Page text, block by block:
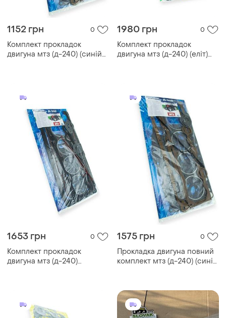
1152 грн 0
Комплект прокладок
двигуна мтз (д-240) (синій
1980 грн 0
Комплект прокладок
двигуна мтз (д-240) (еліт)
1653 грн 0
Комплект прокладок
двигуна мтз (д-240)
1575 грн 0
Прокладка двигуна повний
комплект мтз (д-240) (синій